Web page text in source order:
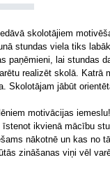
skolotājiem
stundas viela tiks
paņēmieni, lai stundas
realizēt skolā. Katrā
Skolotājam jābūt
motivācijas iemeslu!
ikvienā mācību
nākotnē un kas no
zināšanas viņi vēl